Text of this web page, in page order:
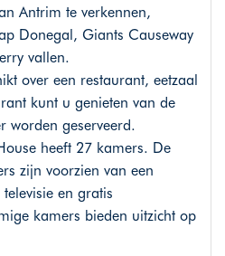
Antrim te verkennen,
Donegal, Giants Causeway
vallen.
over een restaurant, eetzaal
kunt u genieten van de
worden geserveerd.
heeft 27 kamers. De
zijn voorzien van een
en gratis
kamers bieden uitzicht op